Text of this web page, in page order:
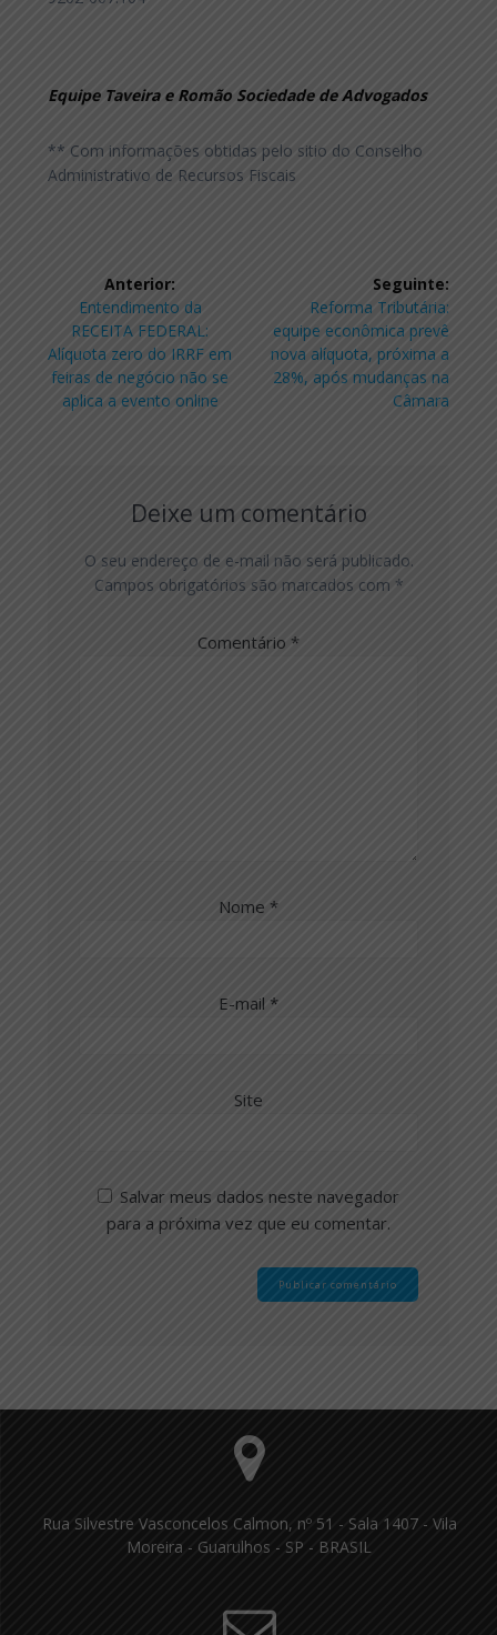
Equipe Taveira e Romão Sociedade de Advogados
** Com informações obtidas pelo sitio do Conselho
Administrativo de Recursos Fiscais
Navegação
Post
Anterior:
Post
anterior:
Entendimento da
RECEITA FEDERAL:
Alíquota zero do IRRF em
feiras de negócio não se
aplica a evento online
Seguinte:
Post
seguinte:
Reforma Tributária:
equipe econômica prevê
nova alíquota, próxima a
28%, após mudanças na
Câmara
Deixe um comentário
O seu endereço de e-mail não será publicado.
Campos obrigatórios são marcados com *
Comentário *
Nome *
E-mail *
Site
Salvar meus dados neste navegador
para a próxima vez que eu comentar.
Rua Silvestre Vasconcelos Calmon, nº 51 - Sala 1407 - Vila
Moreira - Guarulhos - SP - BRASIL